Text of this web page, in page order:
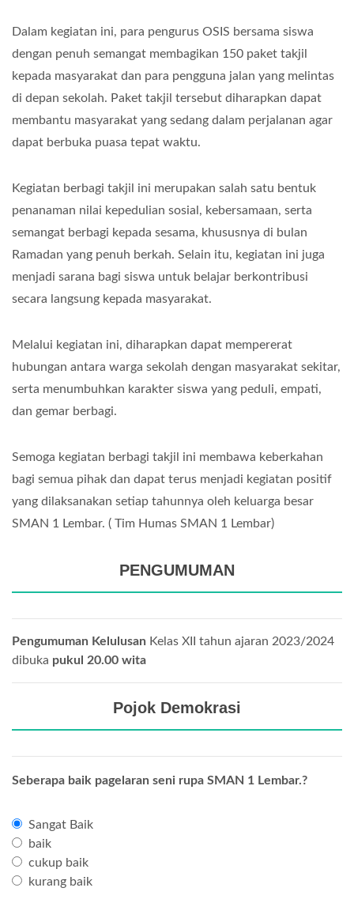
Dalam kegiatan ini, para pengurus OSIS bersama siswa
dengan penuh semangat membagikan 150 paket takjil
kepada masyarakat dan para pengguna jalan yang melintas
di depan sekolah. Paket takjil tersebut diharapkan dapat
membantu masyarakat yang sedang dalam perjalanan agar
dapat berbuka puasa tepat waktu.
Kegiatan berbagi takjil ini merupakan salah satu bentuk
penanaman nilai kepedulian sosial, kebersamaan, serta
semangat berbagi kepada sesama, khususnya di bulan
Ramadan yang penuh berkah. Selain itu, kegiatan ini juga
menjadi sarana bagi siswa untuk belajar berkontribusi
secara langsung kepada masyarakat.
Melalui kegiatan ini, diharapkan dapat mempererat
hubungan antara warga sekolah dengan masyarakat sekitar,
serta menumbuhkan karakter siswa yang peduli, empati,
dan gemar berbagi.
Semoga kegiatan berbagi takjil ini membawa keberkahan
bagi semua pihak dan dapat terus menjadi kegiatan positif
yang dilaksanakan setiap tahunnya oleh keluarga besar
SMAN 1 Lembar. ( Tim Humas SMAN 1 Lembar)
PENGUMUMAN
Pengumuman Kelulusan Kelas XII tahun ajaran 2023/2024
dibuka pukul 20.00 wita
Pojok Demokrasi
Seberapa baik pagelaran seni rupa SMAN 1 Lembar.?
Sangat Baik
baik
cukup baik
kurang baik